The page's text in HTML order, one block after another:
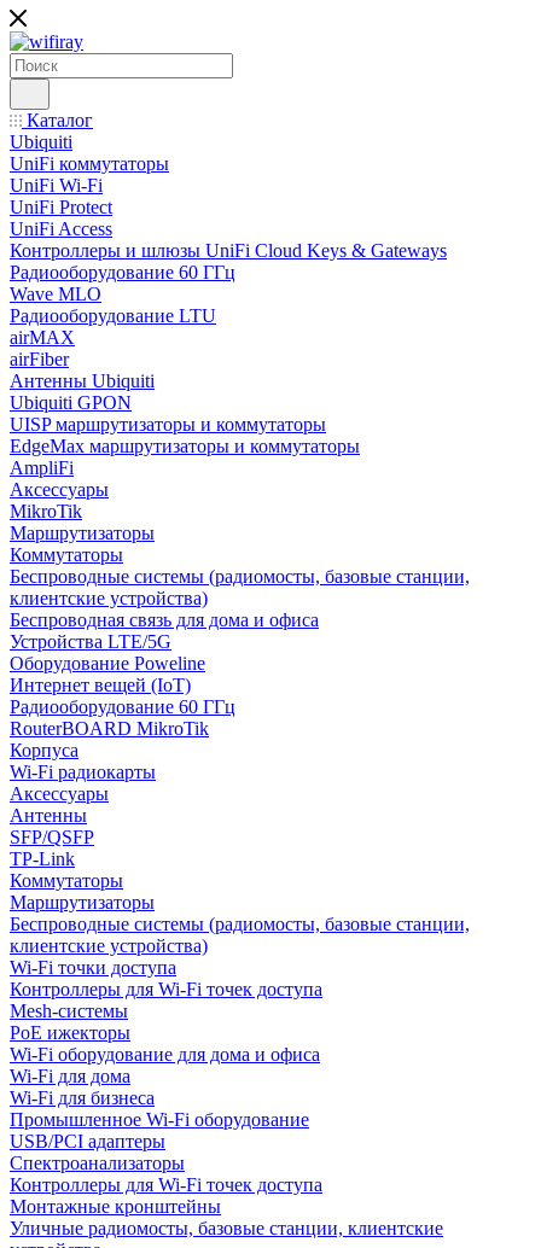
Каталог
Ubiquiti
UniFi коммутаторы
UniFi Wi-Fi
UniFi Protect
UniFi Access
Контроллеры и шлюзы UniFi Cloud Keys & Gateways
Радиооборудование 60 ГГц
Wave MLO
Радиооборудование LTU
airMAX
airFiber
Антенны Ubiquiti
Ubiquiti GPON
UISP маршрутизаторы и коммутаторы
EdgeMax маршрутизаторы и коммутаторы
AmpliFi
Аксессуары
MikroTik
Маршрутизаторы
Коммутаторы
Беспроводные системы (радиомосты, базовые станции,
клиентские устройства)
Беспроводная связь для дома и офиса
Устройства LTE/5G
Оборудование Poweline
Интернет вещей (IoT)
Радиооборудование 60 ГГц
RouterBOARD MikroTik
Корпуса
Wi-Fi радиокарты
Аксессуары
Антенны
SFP/QSFP
TP-Link
Коммутаторы
Маршрутизаторы
Беспроводные системы (радиомосты, базовые станции,
клиентские устройства)
Wi-Fi точки доступа
Контроллеры для Wi-Fi точек доступа
Mesh-системы
PoE ижекторы
Wi-Fi оборудование для дома и офиса
Wi-Fi для дома
Wi-Fi для бизнеса
Промышленное Wi-Fi оборудование
USB/PCI адаптеры
Cпектроанализаторы
Контроллеры для Wi-Fi точек доступа
Монтажные кронштейны
Уличные радиомосты, базовые станции, клиентские